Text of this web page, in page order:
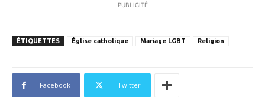
PUBLICITÉ
ÉTIQUETTES Église catholique Mariage LGBT Religion
Facebook Twitter